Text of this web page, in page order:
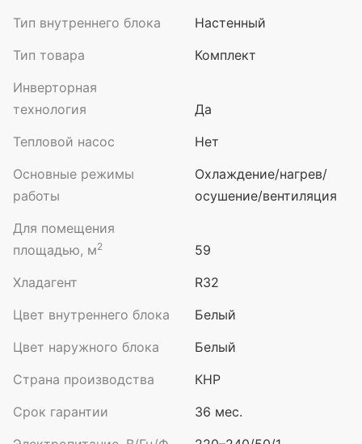
Тип внутреннего блока
Настенный
Тип товара
Комплект
Инверторная
технология
Да
Тепловой насос
Нет
Основные режимы
работы
Охлаждение/нагрев/
осушение/вентиляция
Для помещения
площадью, м2
59
Хладагент
R32
Цвет внутреннего блока
Белый
Цвет наружного блока
Белый
Страна производства
КНР
Срок гарантии
36 мес.